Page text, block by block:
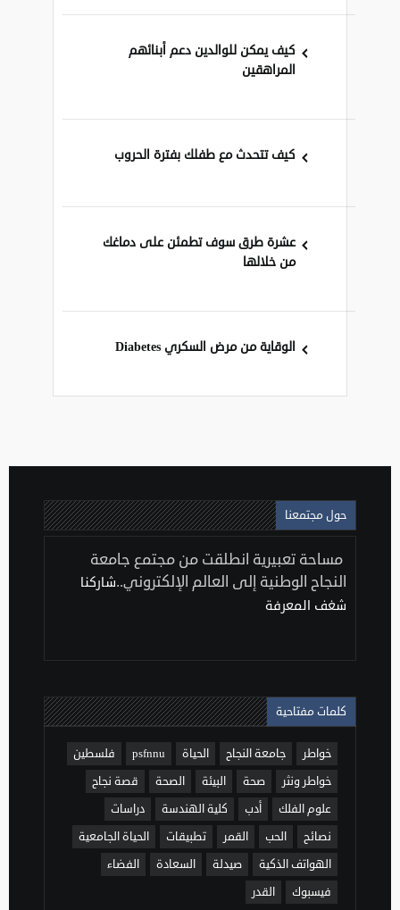
كيف يمكن للوالدين دعم أبنائهم
المراهقين
كيف تتحدث مع طفلك بفترة الحروب
عشرة طرق سوف تطمئن على دماغك
من خلالها
الوقاية من مرض السكري Diabetes
حول مجتمعنا
مساحة تعبيرية انطلقت من مجتمع جامعة
النجاح الوطنية إلى العالم الإلكتروني..شاركنا
شغف المعرفة
كلمات مفتاحية
خواطر جامعة النجاح الحياة psfnnu
فلسطين
خواطر ونثر
صحة البيئة الصحة
قصة نجاح
علوم الفلك
أدب كلية الهندسة
دراسات
نصائح
الحب القمر تطبيقات
الحياة الجامعية
الهواتف الذكية
صيدلة السعادة
الفضاء
فيسبوك
القدر